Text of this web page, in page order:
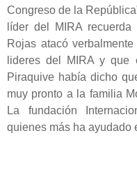
Congreso de la
líder del MIRA
Rojas atacó
lideres del MIRA y que
Piraquive había dicho
muy pronto a la familia
La fundación
quienes más ha ayudado